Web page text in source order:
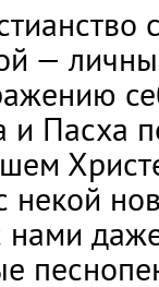
—
и Пасха
некой
нами